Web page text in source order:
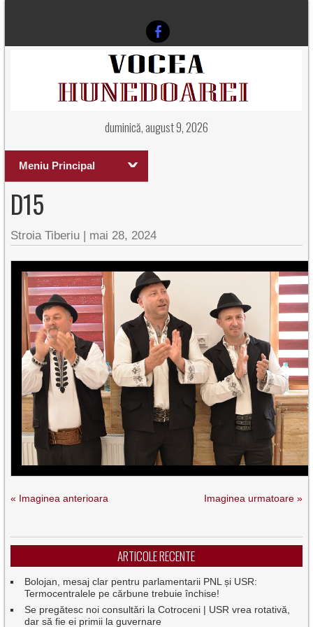
duminică, august 9, 2026
Meniu Principal
D15
Stroia Tiberiu | mai 28, 2024
« Imaginea anterioara Imaginea urmatoare »
ARTICOLE RECENTE
Bolojan, mesaj clar pentru parlamentarii PNL și USR:
Termocentralele pe cărbune trebuie închise!
Se pregătesc noi consultări la Cotroceni | USR vrea rotativă,
dar să fie ei primii la guvernare